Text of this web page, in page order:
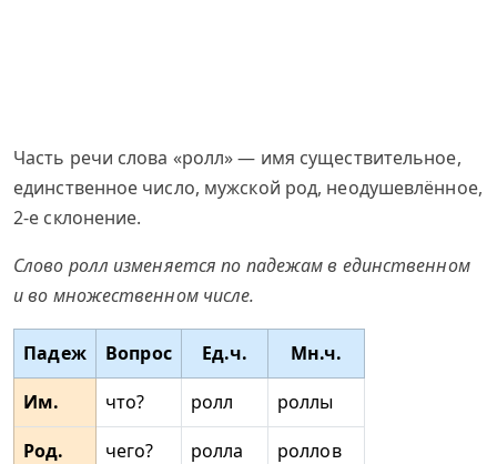
Часть речи слова «ролл» — имя существительное,
единственное число, мужской род, неодушевлённое,
2-е склонение.
Слово ролл изменяется по падежам в единственном
и во множественном числе.
Падеж Вопрос Ед.ч.
Мн.ч.
Им.
что? ролл
роллы
Род.
чего? ролла
роллов